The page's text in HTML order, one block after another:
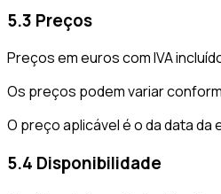
5.3 Preços
Preços em euros com IVA
Os preços podem variar
O preço aplicável é o da data da
5.4 Disponibilidade